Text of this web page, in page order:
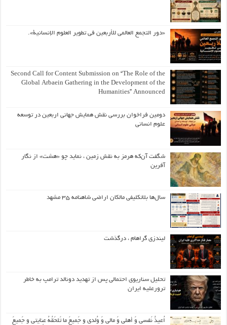
«دور التجمع العالمي للأربعين في تطوير العلوم الإنسانية».
Second Call for Content Submission on “The Role of the
Global Arbaein Gathering in the Development of the
Humanities” Announced
دومین فراخوان بررسی نقش همایش جهانی اربعین در توسعه
علوم انسانی
شگفت آن‌که هرمز به نقش زمین ، نماید چو «هشت» از نگار
آفرین
سال‌ها بلاتکلیفی مالکان اراضی شاهنامه ۳۵ مشهد
لیندزی گراهام ، درگذشت
تحلیل سناریوی احتمالی پس از تهدید دونالد ترامپ به خاطر
ترورعلیه ایران
اُعیذُ نَفسی وَ أهلی وَ مالی وَ وُلدی و جَمیعَ ما تَلحَقُهُ عِنایتی و جَمیعَ